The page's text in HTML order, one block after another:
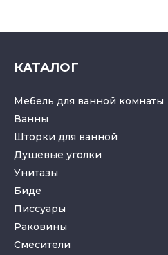
КАТАЛОГ
Мебель для ванной комнаты
Ванны
Шторки для ванной
Душевые уголки
Унитазы
Биде
Писсуары
Раковины
Смесители